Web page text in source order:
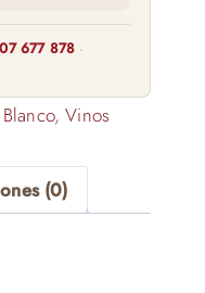
677 878 ·
,Vinos
(0)